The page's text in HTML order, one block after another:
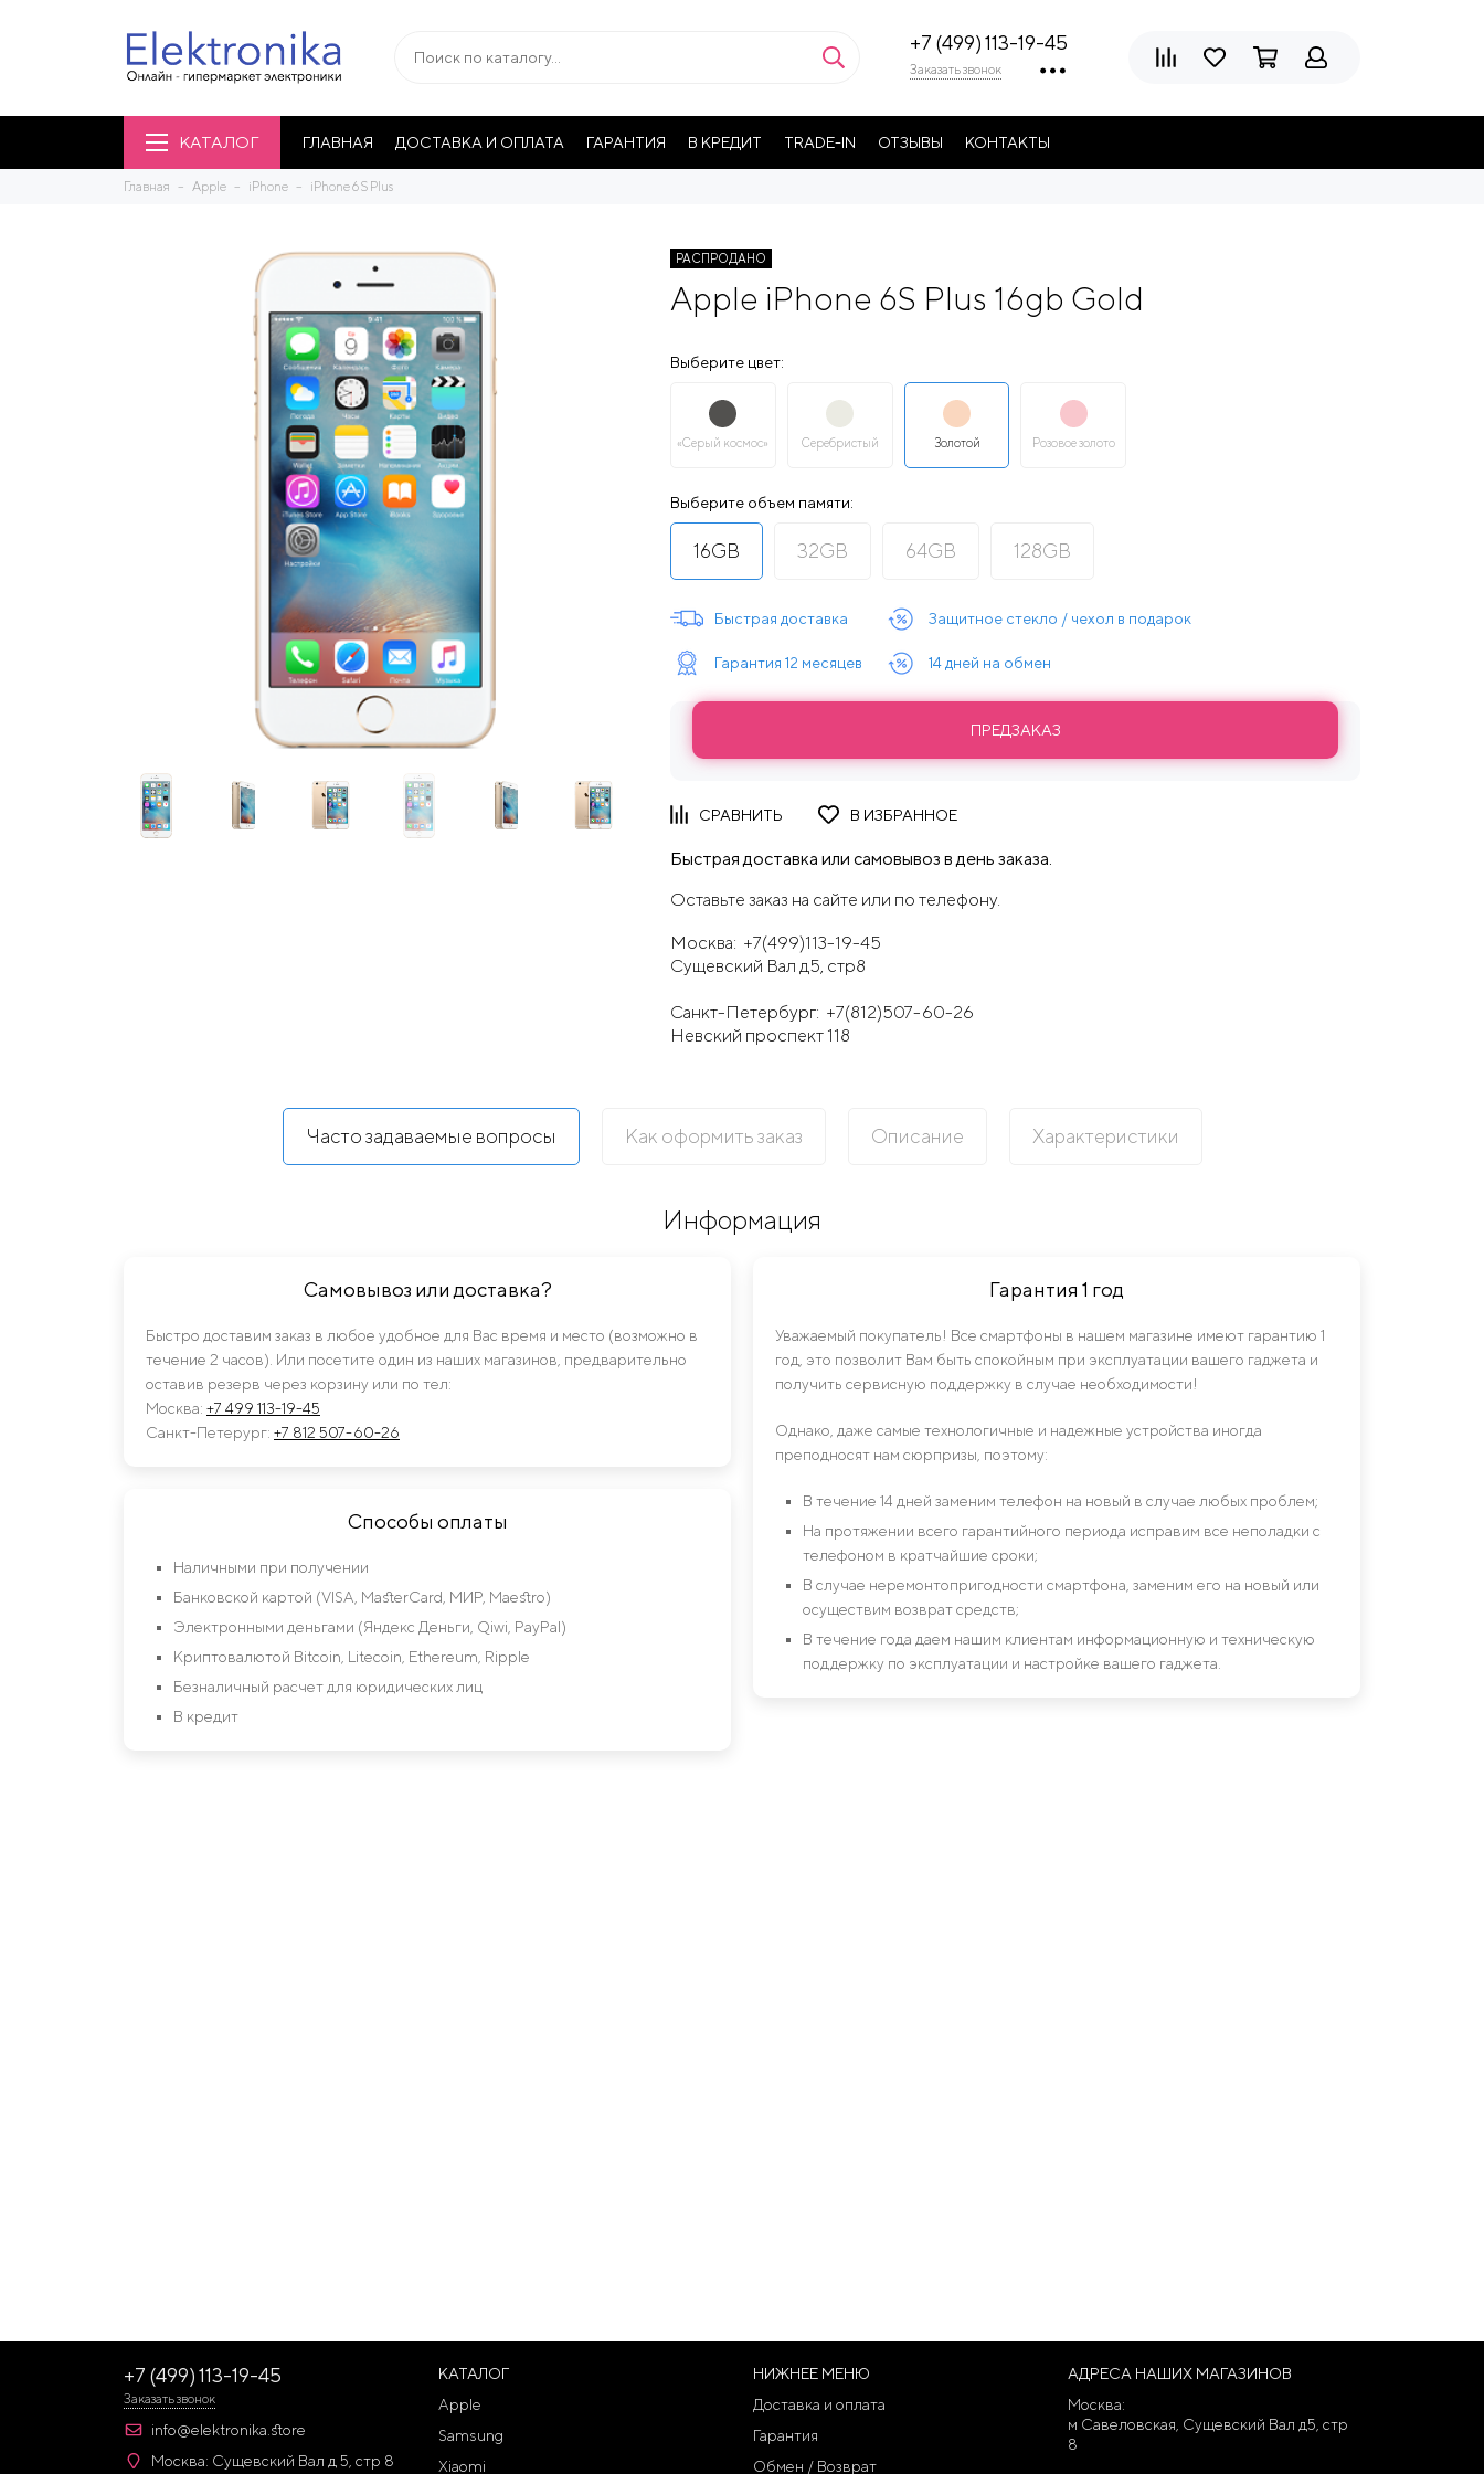
+7 (499) 113-19-45
Заказать звонок
КАТАЛОГ ГЛАВНАЯ ДОСТАВКА И ОПЛАТА ГАРАНТИЯ В КРЕДИТ TRADE-IN ОТЗЫВЫ КОНТАКТЫ
Главная Apple iPhone iPhone 6S Plus
РАСПРОДАНО
Apple iPhone 6S Plus 16gb Gold
Выберите цвет:
«Серый космос» Серебристый Золотой Розовое золото
Выберите объем памяти:
16GB 32GB 64GB 128GB
Быстрая доставка
Гарантия 12 месяцев
Защитное стекло / чехол в подарок
14 дней на обмен
ПРЕДЗАКАЗ
Быстрая доставка или самовывоз в день заказа.
Оставьте заказ на сайте или по телефону.
Москва: +7(499)113-19-45
Сущевский Вал д5, стр8
Санкт-Петербург: +7(812)507-60-26
Невский проспект 118
Часто задаваемые вопросы Как оформить заказ Описание Характеристики
Информация
Самовывоз или доставка?
Быстро доставим заказ в любое удобное для Вас время и место (возможно в
течение 2 часов). Или посетите один из наших магазинов, предварительно
оставив резерв через корзину или по тел:
Москва: +7 499 113-19-45
Санкт-Петерург: +7 812 507-60-26
Способы оплаты
Наличными при получении
Банковской картой (VISA, MasterCard, МИР, Maestro)
Электронными деньгами (Яндекс Деньги, Qiwi, PayPal)
Криптовалютой Bitcoin, Litecoin, Ethereum, Ripple
Безналичный расчет для юридических лиц
В кредит
Гарантия 1 год
Уважаемый покупатель! Все смартфоны в нашем магазине имеют гарантию 1
год, это позволит Вам быть спокойным при эксплуатации вашего гаджета и
получить сервисную поддержку в случае необходимости!
Однако, даже самые технологичные и надежные устройства иногда
преподносят нам сюрпризы, поэтому:
В течение 14 дней заменим телефон на новый в случае любых проблем;
На протяжении всего гарантийного периода исправим все неполадки с
телефоном в кратчайшие сроки;
В случае неремонтопригодности смартфона, заменим его на новый или
осуществим возврат средств;
В течение года даем нашим клиентам информационную и техническую
поддержку по эксплуатации и настройке вашего гаджета.
+7 (499) 113-19-45
Заказать звонок
info@elektronika.store
Москва: Сущевский Вал д 5, стр 8
КАТАЛОГ
Apple
Samsung
Xiaomi
НИЖНЕЕ МЕНЮ
Доставка и оплата
Гарантия
Обмен / Возврат
АДРЕСА НАШИХ МАГАЗИНОВ
Москва:
м Савеловская, Сущевский Вал д5, стр
8